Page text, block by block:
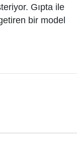
Gıpta ile
bir model